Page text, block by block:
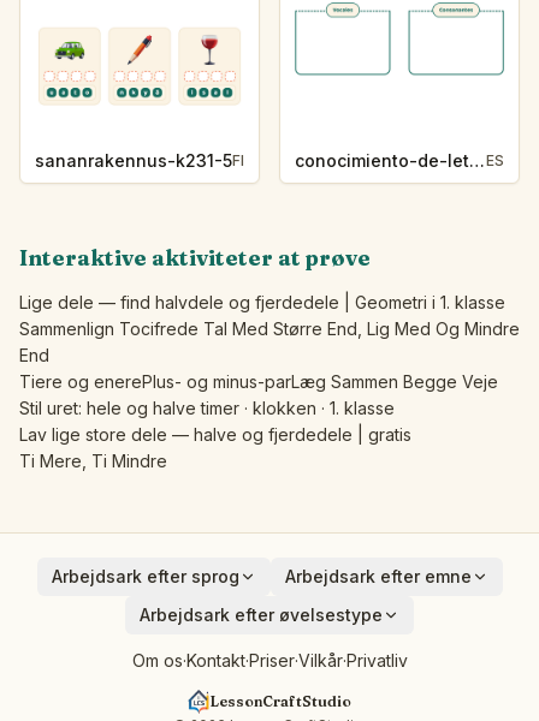
sananrakennus-k231-5FI conocimiento-de-letras-k230-5ES
Interaktive aktiviteter at prøve
Lige dele — find halvdele og fjerdedele | Geometri i 1. klasse
Sammenlign Tocifrede Tal Med Større End, Lig Med Og Mindre
End
Tiere og enerePlus- og minus-parLæg Sammen Begge Veje
Stil uret: hele og halve timer · klokken · 1. klasse
Lav lige store dele — halve og fjerdedele | gratis
Ti Mere, Ti Mindre
Arbejdsark efter sprog Arbejdsark efter emne
Dyr
Frugter
Fugle
Arbejdsark efter øvelsestype
Addition
Kryptogram
Om os·Kontakt·Priser·Vilkår·Privatliv
LessonCraftStudio